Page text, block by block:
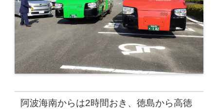
阿波海南からは2時間おき、徳島から高徳